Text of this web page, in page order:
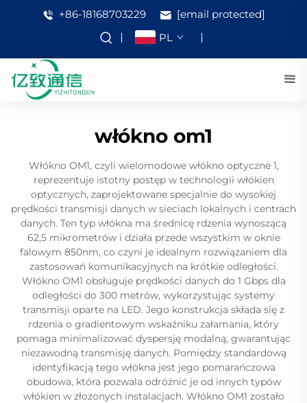
+86-18168703229
[email protected]
PL
włókno om1
Włókno OM1, czyli wielomodowe włókno optyczne 1,
reprezentuje istotny postęp w technologii włókien
optycznych, zaprojektowane specjalnie do wysokiej
prędkości transmisji danych w sieciach lokalnych i centrach
danych. Ten typ włókna ma średnicę rdzenia wynoszącą
62,5 mikrometrów i działa przede wszystkim w oknie
falowym 850nm, co czyni je idealnym rozwiązaniem dla
zastosowań komunikacyjnych na krótkie odległości.
Włókno OM1 obsługuje prędkości danych do 1 Gbps dla
odległości do 300 metrów, wykorzystując systemy
transmisji oparte na LED. Jego konstrukcja składa się z
rdzenia o gradientowym wskaźniku załamania, który
pomaga minimalizować dyspersję modalną, gwarantując
niezawodną transmisję danych. Pomiędzy standardową
identyfikacją tego włókna jest jego pomarańczowa
obudowa, która pozwala odróżnić je od innych typów
włókien w złożonych instalacjach. Włókno OM1 zostało